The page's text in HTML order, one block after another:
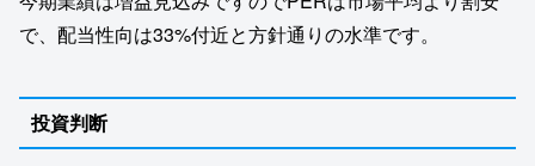
で、配当性向は33%付近と方針通りの水準です。
投資判断